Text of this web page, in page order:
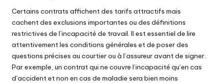
Certains contrats affichent des tarifs attractifs mais
cachent des exclusions importantes ou des définitions
restrictives de l’incapacité de travail. Il est essentiel de lire
attentivement les conditions générales et de poser des
questions précises au courtier ou à l’assureur avant de signer.
Par exemple, un contrat qui ne couvre l’incapacité qu’en cas
d’accident et non en cas de maladie sera bien moins